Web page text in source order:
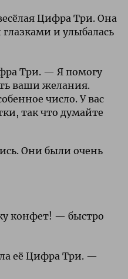
Цифра Три. Она
и улыбалась
Три. — Я помогу
ваши желания.
число. У вас
так что думайте
Они были очень
конфет! — быстро
её Цифра Три. —